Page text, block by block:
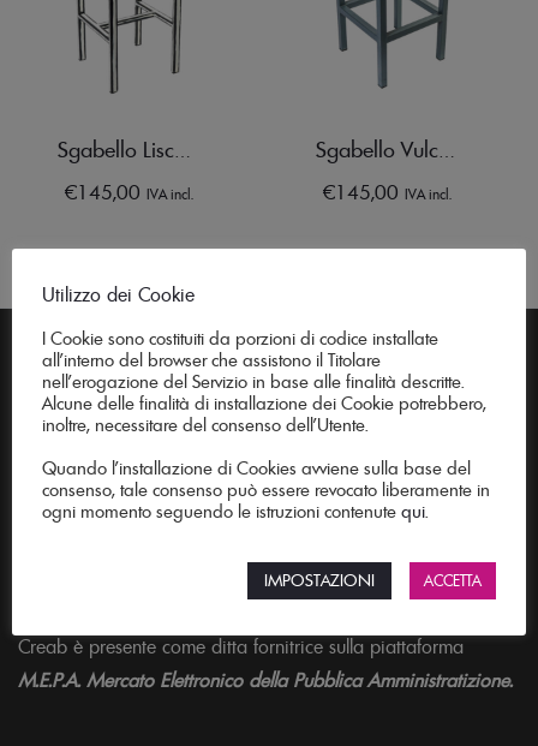
Sgabello Lisca Bianca
€145,00 IVA incl.
Sgabello Vulcanello
€145,00 IVA incl.
Creab è l'officina delle idee per arredare con stile. Mobili
realizzati su misura per soggiorno, cucina, ufficio e giardino.
Le tecniche della tradizione artigiana e il design moderno si
uniscono per dar vita a tavoli, tavolini, sedie, sgabelli e
consolle che daranno carattere ai tuoi spazi.
Creab è presente come ditta fornitrice sulla piattaforma
M.E.P.A. Mercato Elettronico della Pubblica Amministratizione.
Utilizzo dei Cookie
I Cookie sono costituiti da porzioni di codice installate
all’interno del browser che assistono il Titolare
nell’erogazione del Servizio in base alle finalità descritte.
Alcune delle finalità di installazione dei Cookie potrebbero,
inoltre, necessitare del consenso dell’Utente.
Quando l’installazione di Cookies avviene sulla base del
consenso, tale consenso può essere revocato liberamente in
ogni momento seguendo le istruzioni contenute qui.
IMPOSTAZIONI ACCETTA